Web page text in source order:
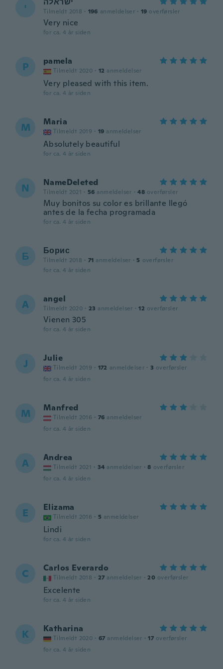
י Tilmeldt 2018 · 196 anmeldelser · 19 overførsler
Very nice
for ca. 4 år siden
P pamela
Tilmeldt 2020 · 12 anmeldelser
Very pleased with this item.
for ca. 4 år siden
M Maria
Tilmeldt 2019 · 19 anmeldelser
Absolutely beautiful
for ca. 4 år siden
N NameDeleted
Tilmeldt 2021 · 56 anmeldelser · 48 overførsler
Muy bonitos su color es brillante llegó
antes de la fecha programada
for ca. 4 år siden
Б Борис
Tilmeldt 2018 · 71 anmeldelser · 5 overførsler
for ca. 4 år siden
A angel
Tilmeldt 2020 · 23 anmeldelser · 12 overførsler
Vienen 305
for ca. 4 år siden
J Julie
Tilmeldt 2019 · 172 anmeldelser · 3 overførsler
for ca. 4 år siden
M Manfred
Tilmeldt 2016 · 76 anmeldelser
for ca. 4 år siden
A Andrea
Tilmeldt 2021 · 34 anmeldelser · 8 overførsler
for ca. 4 år siden
E Elizama
Tilmeldt 2016 · 5 anmeldelser
Lindi
for ca. 4 år siden
C Carlos Everardo
Tilmeldt 2018 · 27 anmeldelser · 20 overførsler
Excelente
for ca. 4 år siden
K Katharina
Tilmeldt 2020 · 67 anmeldelser · 17 overførsler
for ca. 4 år siden